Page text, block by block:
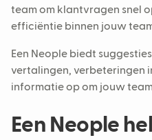
team om klantvragen snel
efficiëntie binnen jouw
Een Neople biedt
vertalingen, verbeteringen
informatie op om jouw
Een Neople